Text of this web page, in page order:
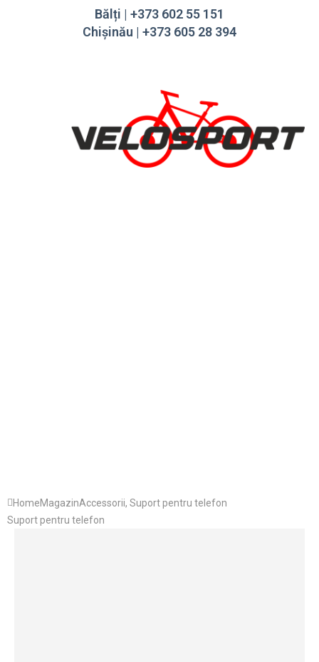
Bălți | +373 602 55 151
Chișinău | +373 605 28 394
HomeMagazinAccessorii, Suport pentru telefon
Suport pentru telefon